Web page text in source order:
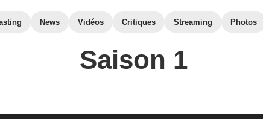
News Vidéos Critiques Streaming Photos
Saison 1